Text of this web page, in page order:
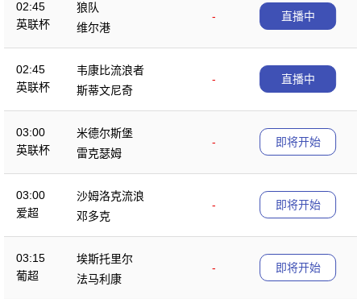
02:45
英联杯
狼队
-
维尔港
直播中
02:45
英联杯
韦康比流浪者
-
斯蒂文尼奇
直播中
03:00
英联杯
米德尔斯堡
-
雷克瑟姆
即将开始
03:00
爱超
沙姆洛克流浪
-
邓多克
即将开始
03:15
葡超
埃斯托里尔
-
法马利康
即将开始